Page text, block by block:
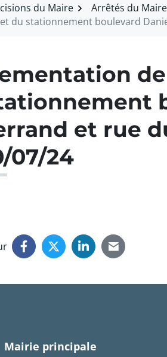
du Maire
Arrêtés du Maire
du stationnement boulevard
et rue
07/24
Mairie principale